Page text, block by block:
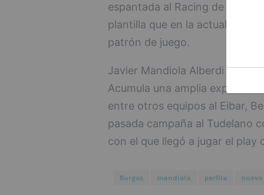
espantada al Racing de
plantilla que en la actualidad
patrón de juego.
Javier Mandiola Alberdi es un
Acumula una amplia
entre otros equipos al Eibar,
pasada campaña al Tudelano
con el que llegó a jugar el play
Burgos mandiola perfila nuevo